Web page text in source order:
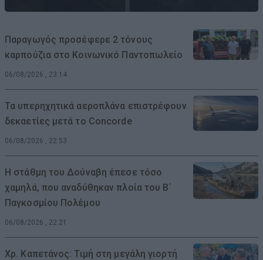
Παραγωγός προσέφερε 2 τόνους
καρπούζια στο Κοινωνικό Παντοπωλείο
06/08/2026 , 23:14
Τα υπερηχητικά αεροπλάνα επιστρέφουν
δεκαετίες μετά το Concorde
06/08/2026 , 22:53
Η στάθμη του Δούναβη έπεσε τόσο
χαμηλά, που αναδύθηκαν πλοία του Β΄
Παγκοσμίου Πολέμου
06/08/2026 , 22:21
Χρ. Καπετάνος: Τιμή στη μεγάλη γιορτή